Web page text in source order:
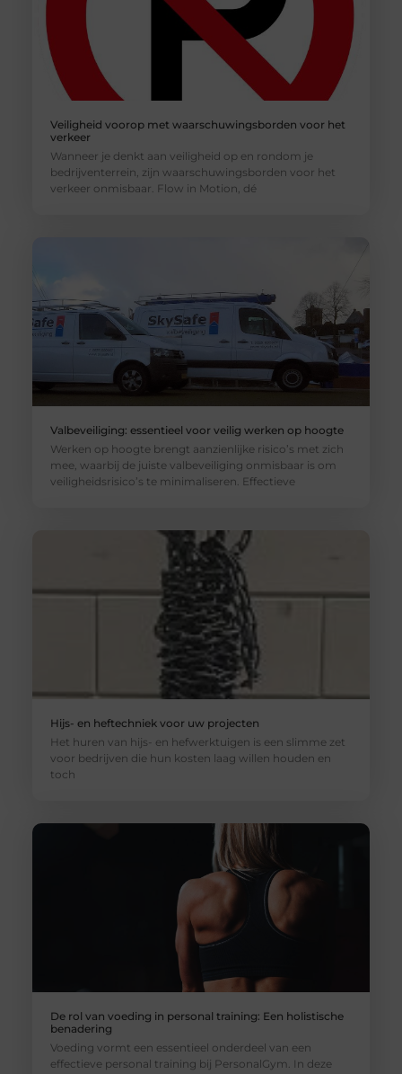
Veiligheid voorop met waarschuwingsborden voor het
verkeer
Wanneer je denkt aan veiligheid op en rondom je
bedrijventerrein, zijn waarschuwingsborden voor het
verkeer onmisbaar. Flow in Motion, dé
Valbeveiliging: essentieel voor veilig werken op hoogte
Werken op hoogte brengt aanzienlijke risico’s met zich
mee, waarbij de juiste valbeveiliging onmisbaar is om
veiligheidsrisico’s te minimaliseren. Effectieve
Hijs- en heftechniek voor uw projecten
Het huren van hijs- en hefwerktuigen is een slimme zet
voor bedrijven die hun kosten laag willen houden en
toch
De rol van voeding in personal training: Een holistische
benadering
Voeding vormt een essentieel onderdeel van een
effectieve personal training bij PersonalGym. In deze